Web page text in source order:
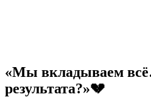
«Мы вкладываем
результата?»💔